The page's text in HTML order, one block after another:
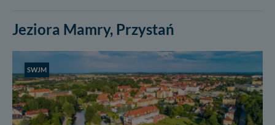
Jeziora Mamry, Przystań
SWJM